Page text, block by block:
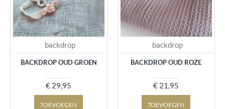
backdrop
BACKDROP OUD GROEN
€ 29,95
TOEVOEGEN
backdrop
BACKDROP OUD ROZE
€ 21,95
TOEVOEGEN